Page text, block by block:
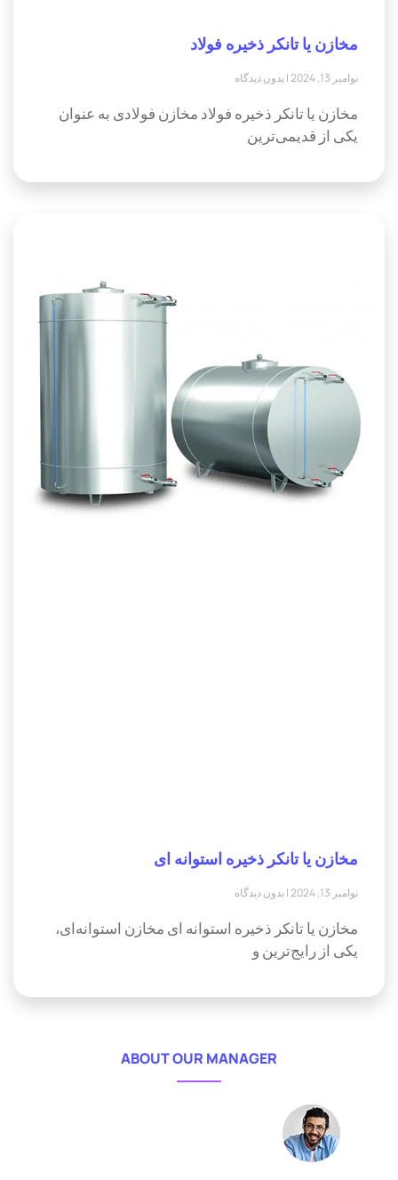
مخازن یا تانکر ذخیره فولاد
نوامبر 13, 2024 بدون دیدگاه
مخازن یا تانکر ذخیره فولاد مخازن فولادی به عنوان
یکی از قدیمی‌ترین
مخازن یا تانکر ذخیره استوانه ای
نوامبر 13, 2024 بدون دیدگاه
مخازن یا تانکر ذخیره استوانه ای مخازن استوانه‌ای،
یکی از رایج‌ترین و
ABOUT OUR MANAGER